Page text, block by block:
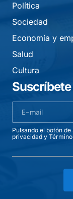
Política
Sociedad
Economía y
Salud
Cultura
Pulsando el botón
privacidad y